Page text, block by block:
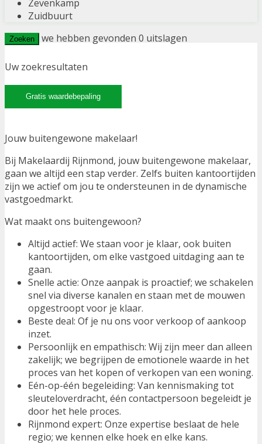
Zevenkamp
Zuidbuurt
Zoeken we hebben gevonden 0 uitslagen
Uw zoekresultaten
Gratis waardebepaling
Jouw buitengewone makelaar!
Bij Makelaardij Rijnmond, jouw buitengewone makelaar,
gaan we altijd een stap verder. Zelfs buiten kantoortijden
zijn we actief om jou te ondersteunen in de dynamische
vastgoedmarkt.
Wat maakt ons buitengewoon?
Altijd actief: We staan voor je klaar, ook buiten
kantoortijden, om elke vastgoed uitdaging aan te
gaan.
Snelle actie: Onze aanpak is proactief; we schakelen
snel via diverse kanalen en staan met de mouwen
opgestroopt voor je klaar.
Beste deal: Of je nu ons voor verkoop of aankoop
inzet.
Persoonlijk en empathisch: Wij zijn meer dan alleen
zakelijk; we begrijpen de emotionele waarde in het
proces van het kopen of verkopen van een woning.
Eén-op-één begeleiding: Van kennismaking tot
sleuteloverdracht, één contactpersoon begeleidt je
door het hele proces.
Rijnmond expert: Onze expertise beslaat de hele
regio; we kennen elke hoek en elke kans.